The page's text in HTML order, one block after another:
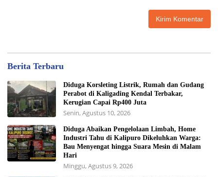
Berita Terbaru
Diduga Korsleting Listrik, Rumah dan Gudang
Perabot di Kaligading Kendal Terbakar,
Kerugian Capai Rp400 Juta
Senin, Agustus 10, 2026
Diduga Abaikan Pengelolaan Limbah, Home
Industri Tahu di Kalipuro Dikeluhkan Warga:
Bau Menyengat hingga Suara Mesin di Malam
Hari
Minggu, Agustus 9, 2026